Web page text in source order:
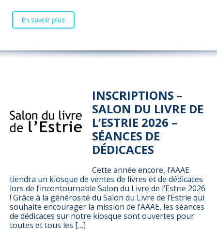
En savoir plus
INSCRIPTIONS –
SALON DU LIVRE DE
L’ESTRIE 2026 –
SÉANCES DE
DÉDICACES
Cette année encore, l’AAAE
tiendra un kiosque de ventes de livres et de dédicaces
lors de l’incontournable Salon du Livre de l’Estrie 2026
! Grâce à la générosité du Salon du Livre de l’Estrie qui
souhaite encourager la mission de l’AAAE, les séances
de dédicaces sur notre kiosque sont ouvertes pour
toutes et tous les […]